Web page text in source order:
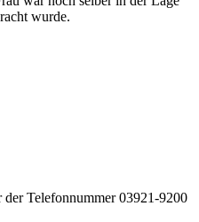
wurde.
der Telefonnummer 03921-9200